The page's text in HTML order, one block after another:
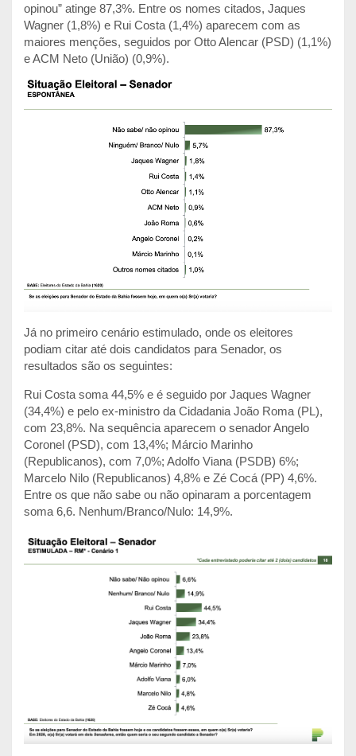
opinou” atinge 87,3%. Entre os nomes citados, Jaques
Wagner (1,8%) e Rui Costa (1,4%) aparecem com as
maiores menções, seguidos por Otto Alencar (PSD) (1,1%)
e ACM Neto (União) (0,9%).
Já no primeiro cenário estimulado, onde os eleitores
podiam citar até dois candidatos para Senador, os
resultados são os seguintes:
Rui Costa soma 44,5% e é seguido por Jaques Wagner
(34,4%) e pelo ex-ministro da Cidadania João Roma (PL),
com 23,8%. Na sequência aparecem o senador Angelo
Coronel (PSD), com 13,4%; Márcio Marinho
(Republicanos), com 7,0%; Adolfo Viana (PSDB) 6%;
Marcelo Nilo (Republicanos) 4,8% e Zé Cocá (PP) 4,6%.
Entre os que não sabe ou não opinaram a porcentagem
soma 6,6. Nenhum/Branco/Nulo: 14,9%.